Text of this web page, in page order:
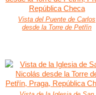
Vista del Puente de Carlos
desde la Torre de Petřín